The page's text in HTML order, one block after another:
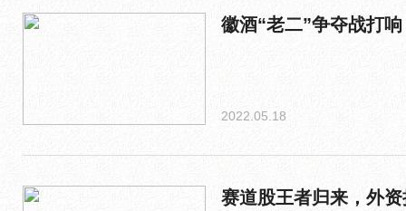
徽酒“老二”争夺战打响
2022.05.18
赛道股王者归来，外